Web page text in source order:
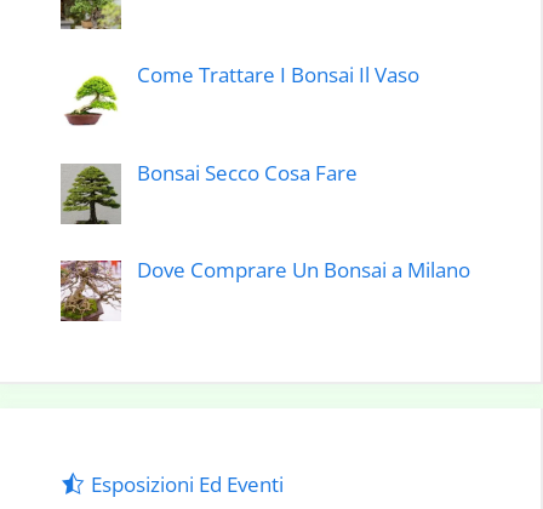
Come Trattare I Bonsai Il Vaso
Bonsai Secco Cosa Fare
Dove Comprare Un Bonsai a Milano
Esposizioni Ed Eventi